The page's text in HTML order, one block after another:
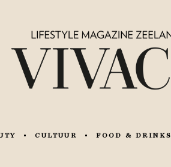
CULTUUR FOOD & DRINKS